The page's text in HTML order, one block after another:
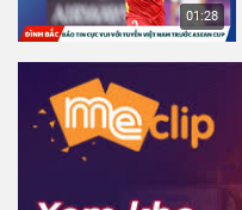
01:28